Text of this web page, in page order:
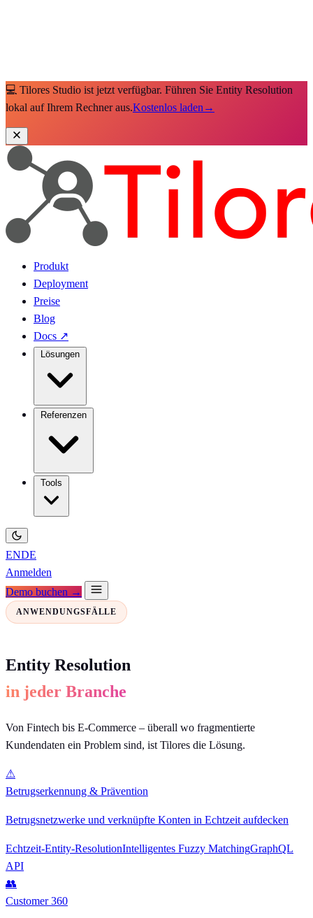
💻 Tilores Studio ist jetzt verfügbar. Führen Sie Entity Resolution
lokal auf Ihrem Rechner aus.Kostenlos laden →
Produkt
Deployment
Preise
Blog
Docs ↗
ENDE
Anmelden
Demo buchen →
ANWENDUNGSFÄLLE
Entity Resolution
in jeder Branche
Von Fintech bis E-Commerce – überall wo fragmentierte
Kundendaten ein Problem sind, ist Tilores die Lösung.
⚠
Betrugserkennung & Prävention
Betrugsnetzwerke und verknüpfte Konten in Echtzeit aufdecken
Echtzeit-Entity-ResolutionIntelligentes Fuzzy MatchingGraphQL
API
👥
Customer 360